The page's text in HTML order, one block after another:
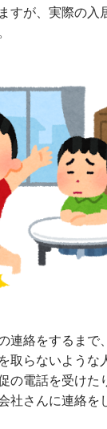
すが、実際の入
連絡をするまで
取らないような
の電話を受けた
社さんに連絡を